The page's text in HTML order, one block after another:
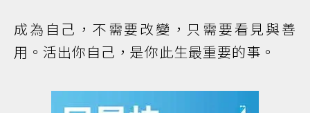
成為自己，不需要改變，只需要看見與善
用。活出你自己，是你此生最重要的事。